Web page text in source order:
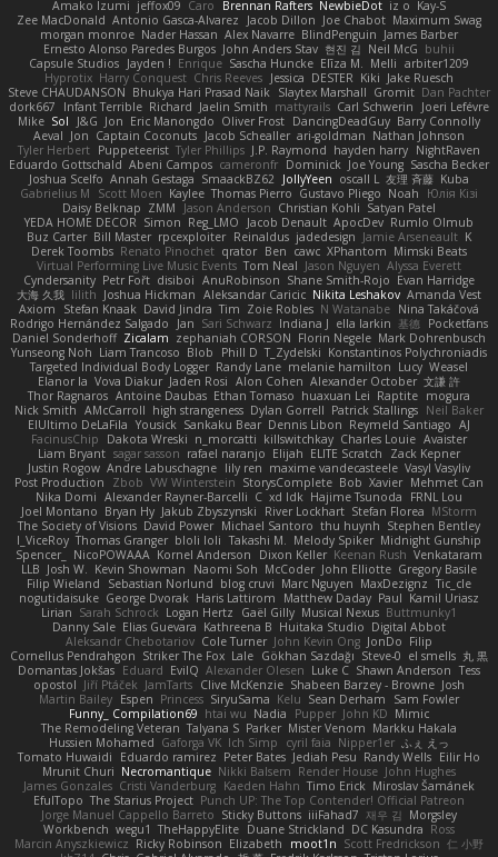
Amako Izumi jeffox09 Caro Brennan Rafters NewbieDot iz o Kay-S
Zee MacDonald Antonio Gasca-Alvarez Jacob Dillon Joe Chabot Maximum Swag
morgan monroe Nader Hassan Alex Navarre BlindPenguin James Barber
Ernesto Alonso Paredes Burgos John Anders Stav 현진 김 Neil McG buhii
Capsule Studios Jayden ! Enrique Sascha Huncke Elīza M. Melli arbiter1209
Hyprotix Harry Conquest Chris Reeves Jessica DESTER Kiki Jake Ruesch
Steve CHAUDANSON Bhukya Hari Prasad Naik Slaytex Marshall Gromit Dan Pachter
dork667
Infant Terrible Richard Jaelin Smith mattyrails Carl Schwerin
Joeri Lefévre
Mike Sol J&G Jon Eric Manongdo Oliver Frost DancingDeadGuy Barry Connolly
Aeval Jon Captain Coconuts Jacob Schealler ari-goldman Nathan Johnson
Tyler Herbert Puppeteerist Tyler Phillips J.P. Raymond hayden harry NightRaven
Eduardo Gottschald Abeni Campos cameronfr Dominick Joe Young Sascha Becker
Joshua Scelfo Annah Gestaga SmaackBZ62 JollyYeen oscall L 友理 斉藤 Kuba
Gabrielius M
Scott Moen Kaylee Thomas Pierro Gustavo Pliego Noah
Юлія Кізі
Daisy Belknap ZMM Jason Anderson Christian Kohli Satyan Patel
YEDA HOME DECOR Simon Reg_LMO Jacob Denault ApocDev Rumlo Olmub
Buz Carter Bill Master rpcexploiter Reinaldus jadedesign Jamie Arseneault K
Derek Toombs Renato Pinochet qrator Ben cawc XPhantom Mimski Beats
Virtual Performing Live Music Events Tom Neal Jason Nguyen Alyssa Everett
Cyndersanity Petr Fořt disiboi AnuRobinson Shane Smith-Rojo Evan Harridge
大海 久我 lilith Joshua Hickman Aleksandar Caricic Nikita Leshakov Amanda Vest
Axiom
Stefan Knaak David Jindra Tim Zoie Robles N Watanabe Nina Takáčová
Rodrigo Hernández Salgado
Jan Sari Schwarz Indiana J ella larkin 基德 Pocketfans
Daniel Sonderhoff Zicalam zephaniah CORSON Florin Negele Mark Dohrenbusch
Yunseong Noh Liam Trancoso Blob Phill D T_Zydelski Konstantinos Polychroniadis
Targeted Individual Body Logger Randy Lane melanie hamilton Lucy Weasel
Elanor la Vova Diakur Jaden Rosi Alon Cohen Alexander October 文謙 許
Thor Ragnaros Antoine Daubas Ethan Tomaso huaxuan Lei Raptite mogura
Nick Smith AMcCarroll high strangeness Dylan Gorrell Patrick Stallings Neil Baker
ElUltimo DeLaFila Yousick Sankaku Bear Dennis Libon Reymeld Santiago AJ
FacinusChip
Dakota Wreski n_morcatti killswitchkay Charles Louie Avaister
Liam Bryant sagar sasson rafael naranjo Elijah ELITE Scratch
Zack Kepner
Justin Rogow Andre Labuschagne lily ren maxime vandecasteele Vasyl Vasyliv
Post Production
Zbob VW Winterstein StorysComplete Bob Xavier Mehmet Can
Nika Domi Alexander Rayner-Barcelli C xd Idk Hajime Tsunoda
FRNL Lou
Joel Montano Bryan Hy Jakub Zbyszynski River Lockhart Stefan Florea MStorm
The Society of Visions David Power Michael Santoro thu huynh Stephen Bentley
I_ViceRoy Thomas Granger bloli loli Takashi M. Melody Spiker Midnight Gunship
Spencer_
NicoPOWAAA Kornel Anderson Dixon Keller Keenan Rush Venkataram
LLB Josh W. Kevin Showman Naomi Soh McCoder John Elliotte Gregory Basile
Filip Wieland
Sebastian Norlund blog cruvi Marc Nguyen MaxDezignz Tic_cle
nogutidaisuke George Dvorak Haris Lattirom Matthew Daday Paul Kamil Uriasz
Lirian Sarah Schrock Logan Hertz Gaël Gilly Musical Nexus Buttmunky1
Danny Sale Elias Guevara Kathreena B Huitaka Studio Digital Abbot
Aleksandr Chebotariov Cole Turner John Kevin Ong JonDo Filip
Cornellus Pendrahgon Striker The Fox Lale Gökhan Sazdağı Steve-0 el smells 丸 黒
Domantas Jokšas Eduard EvilQ Alexander Olesen Luke C Shawn Anderson Tess
opostol Jiří Ptáček JamTarts Clive McKenzie Shabeen Barzey - Browne Josh
Martin Bailey Espen Princess SiryuSama Kelu Sean Derham
Sam Fowler
Funny_ Compilation69 htai wu Nadia Pupper John KD Mimic
The Remodeling Veteran Talyana S Parker Mister Venom Markku Hakala
Hussien Mohamed Gaforga VK Ich Simp cyril faia Nipper1er ふぇ えっ
Tomato Huwaidi
Eduardo ramirez Peter Bates Jediah Pesu Randy Wells Eilir Ho
Mrunit Churi Necromantique Nikki Balsem Render House John Hughes
James Gonzales Cristi Vanderburg Kaeden Hahn Timo Erick Miroslav Šamánek
EfulTopo The Starius Project Punch UP: The Top Contender! Official Patreon
Jorge Manuel Cappello Barreto Sticky Buttons iiiFahad7 재우 김 Morgsley
Workbench wegu1 TheHappyElite Duane Strickland DC Kasundra Ross
Marcin Anyszkiewicz Ricky Robinson Elizabeth moot1n Scott Fredrickson 仁 小野